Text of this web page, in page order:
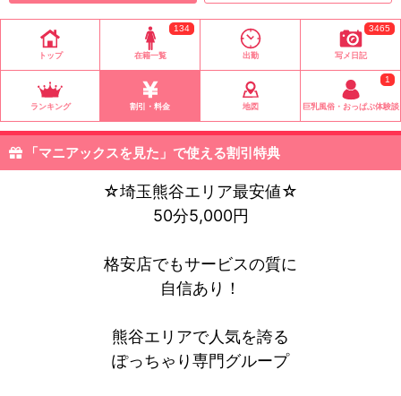
トップ 在籍一覧
134
出勤 写メ日記
3465
ランキング 割引・料金 地図 巨乳風俗・おっぱぶ体験談
1
「マニアックスを見た」で使える割引特典
☆埼玉熊谷エリア最安値☆
50分5,000円
格安店でもサービスの質に
自信あり！
熊谷エリアで人気を誇る
ぽっちゃり専門グループ